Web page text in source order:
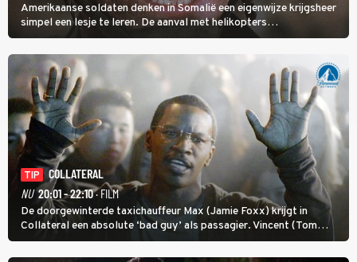
Amerikaanse soldaten denken in Somalië een eigenwijze krijgsheer
simpel een lesje te leren. De aanval met helikopters
verloopt in Black Hawk down dramatisch.
TIP
COLLATERAL
NU 20:01 - 22:10· FILM
De doorgewinterde taxichauffeur Max (Jamie Foxx) krijgt in
Collateral een absolute ‘bad guy’ als passagier. Vincent (Tom
Cruise) heeft hem nodig om hem de stad door te loodsen om een
wel heel lugubere reden.